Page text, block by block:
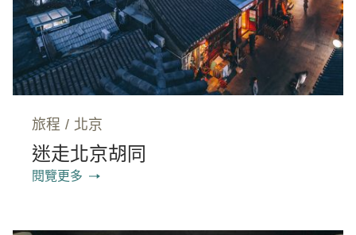
旅程 / 北京
迷走北京胡同
閱覽更多